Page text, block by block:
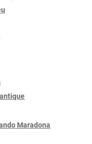
Maradona